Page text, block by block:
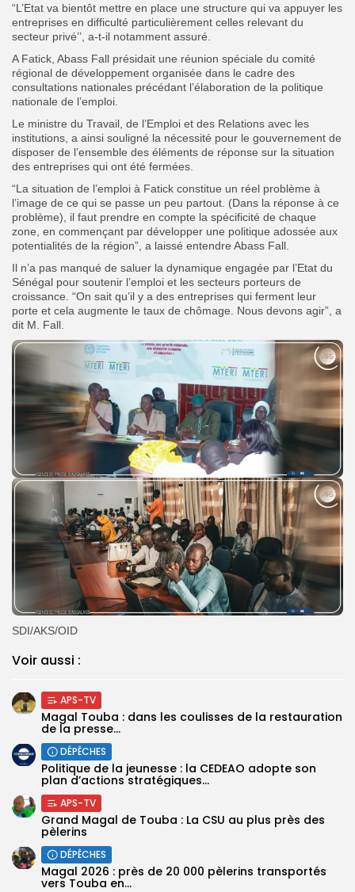
“L’Etat va bientôt mettre en place une structure qui va appuyer les
entreprises en difficulté particulièrement celles relevant du
secteur privé’’, a-t-il notamment assuré.
A Fatick, Abass Fall présidait une réunion spéciale du comité
régional de développement organisée dans le cadre des
consultations nationales précédant l’élaboration de la politique
nationale de l’emploi.
Le ministre du Travail, de l’Emploi et des Relations avec les
institutions, a ainsi souligné la nécessité pour le gouvernement de
disposer de l’ensemble des éléments de réponse sur la situation
des entreprises qui ont été fermées.
“La situation de l’emploi à Fatick constitue un réel problème à
l’image de ce qui se passe un peu partout. (Dans la réponse à ce
problème), il faut prendre en compte la spécificité de chaque
zone, en commençant par développer une politique adossée aux
potentialités de la région”, a laissé entendre Abass Fall.
Il n’a pas manqué de saluer la dynamique engagée par l’Etat du
Sénégal pour soutenir l’emploi et les secteurs porteurs de
croissance. “On sait qu’il y a des entreprises qui ferment leur
porte et cela augmente le taux de chômage. Nous devons agir”, a
dit M. Fall.
SDI/AKS/OID
Voir aussi :
APS-TV
Magal Touba : dans les coulisses de la restauration
de la presse...
DÉPÊCHES
Politique de la jeunesse : la CEDEAO adopte son
plan d’actions stratégiques...
APS-TV
Grand Magal de Touba : La CSU au plus près des
pèlerins
DÉPÊCHES
Magal 2026 : près de 20 000 pèlerins transportés
vers Touba en...